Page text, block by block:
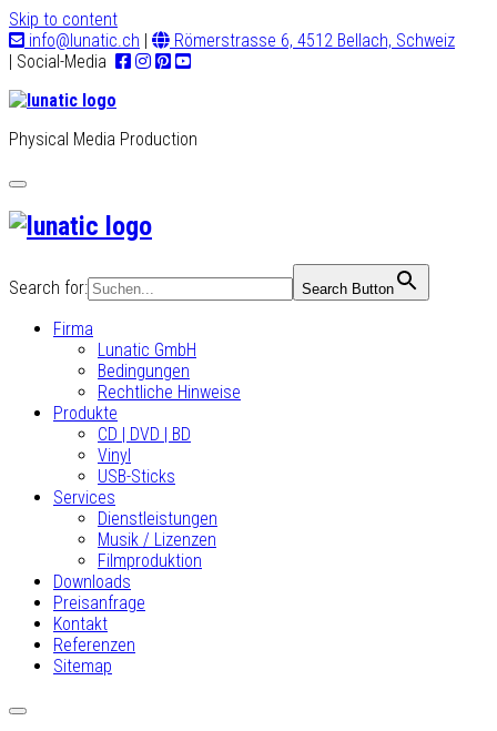
Skip to content
info@lunatic.ch |
Römerstrasse 6, 4512 Bellach, Schweiz
| Social-Media
Physical Media Production
Toggle
navigation
Search for: Search Button
Firma
Lunatic GmbH
Bedingungen
Rechtliche Hinweise
Produkte
CD | DVD | BD
Vinyl
USB-Sticks
Services
Dienstleistungen
Musik / Lizenzen
Filmproduktion
Downloads
Preisanfrage
Kontakt
Referenzen
Sitemap